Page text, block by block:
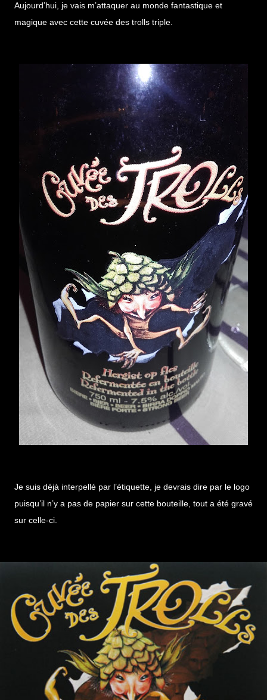
Aujourd’hui, je vais m’attaquer au monde fantastique et
magique avec cette cuvée des trolls triple.
Je suis déjà interpellé par l’étiquette, je devrais dire par le logo
puisqu’il n’y a pas de papier sur cette bouteille, tout a été gravé
sur celle-ci.